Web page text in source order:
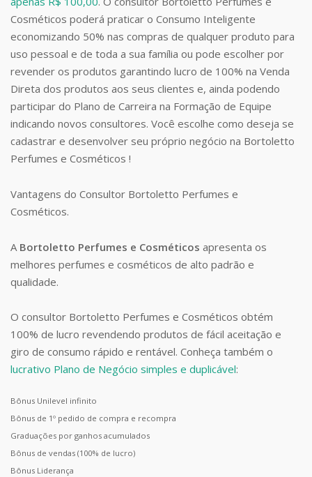
Cosméticos poderá praticar o Consumo Inteligente
economizando 50% nas compras de qualquer produto para
uso pessoal e de toda a sua família ou pode escolher por
revender os produtos garantindo lucro de 100% na Venda
Direta dos produtos aos seus clientes e, ainda podendo
participar do Plano de Carreira na Formação de Equipe
indicando novos consultores. Você escolhe como deseja se
cadastrar e desenvolver seu próprio negócio na Bortoletto
Perfumes e Cosméticos !
Vantagens do Consultor Bortoletto Perfumes e
Cosméticos.
A Bortoletto Perfumes e Cosméticos apresenta os
melhores perfumes e cosméticos de alto padrão e
qualidade.
O consultor Bortoletto Perfumes e Cosméticos obtém
100% de lucro revendendo produtos de fácil aceitação e
giro de consumo rápido e rentável. Conheça também o
lucrativo Plano de Negócio simples e duplicável:
Bônus Unilevel infinito
Bônus de 1º pedido de compra e recompra
Graduações por ganhos acumulados
Bônus de vendas (100% de lucro)
Bônus Liderança